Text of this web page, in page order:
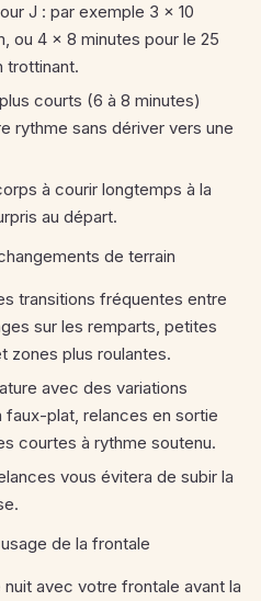
J : par exemple 3 × 10
ou 4 × 8 minutes pour le 25
trottinant.
courts (6 à 8 minutes)
rythme sans dériver vers une
à courir longtemps à la
au départ.
de terrain
transitions fréquentes entre
sur les remparts, petites
zones plus roulantes.
avec des variations
faux-plat, relances en sortie
courtes à rythme soutenu.
vous évitera de subir la
de la frontale
avec votre frontale avant la